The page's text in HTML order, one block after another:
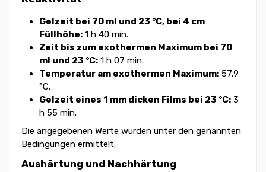
Gelzeit bei 70 ml und 23 °C, bei 4 cm
Füllhöhe: 1 h 40 min.
Zeit bis zum exothermen Maximum bei 70
ml und 23 °C: 1 h 07 min.
Temperatur am exothermen Maximum: 57,9
°C.
Gelzeit eines 1 mm dicken Films bei 23 °C: 3
h 55 min.
Die angegebenen Werte wurden unter den genannten
Bedingungen ermittelt.
Aushärtung und Nachhärtung